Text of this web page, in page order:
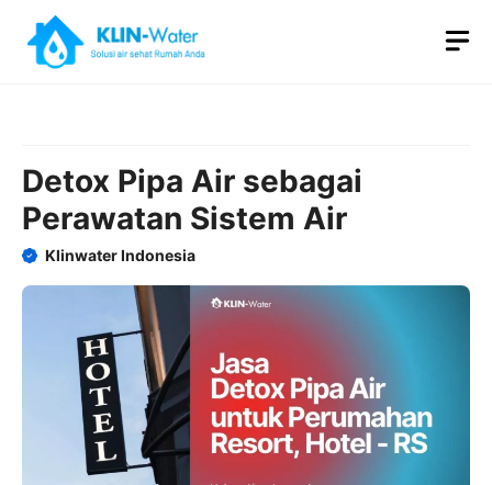
content
Detox Pipa Air sebagai
Perawatan Sistem Air
Klinwater Indonesia